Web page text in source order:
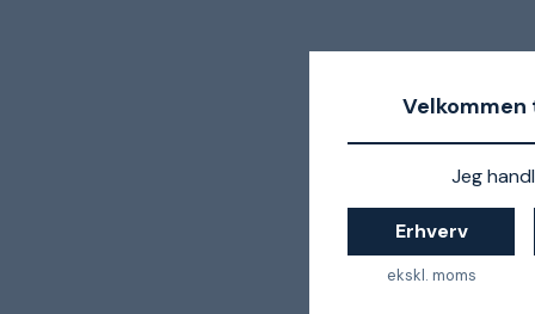
Jeg
Erhverv
ekskl. moms